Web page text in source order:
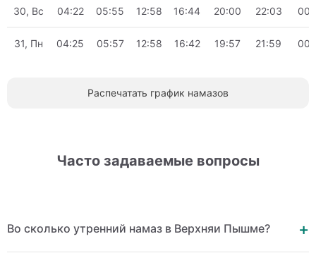
30, Вс 04:22 05:55 12:58 16:44 20:00 22:03
31, Пн 04:25 05:57 12:58 16:42 19:57 21:59
Распечатать график намазов
Часто задаваемые вопросы
Во сколько утренний намаз в Верхняи Пышме?